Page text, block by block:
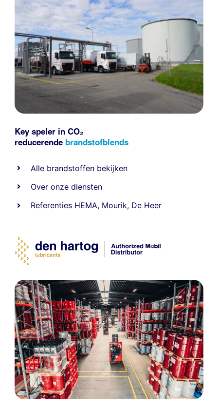
Key speler in CO₂
reducerende brandstofblends
Alle brandstoffen bekijken
Over onze diensten
Referenties HEMA, Mourik, De Heer